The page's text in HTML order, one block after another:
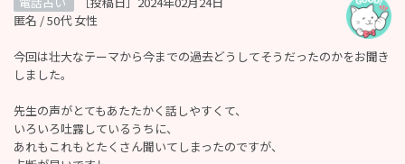
匿名 / 50代 女性
今回は壮大なテーマから今までの過去どうしてそうだったのかをお聞き
しました。
先生の声がとてもあたたかく話しやすくて、
いろいろ吐露しているうちに、
あれもこれもとたくさん聞いてしまったのですが、